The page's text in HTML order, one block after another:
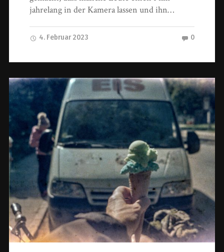
jahrelang in der Kamera lassen und ihn…
4. Februar 2023 0